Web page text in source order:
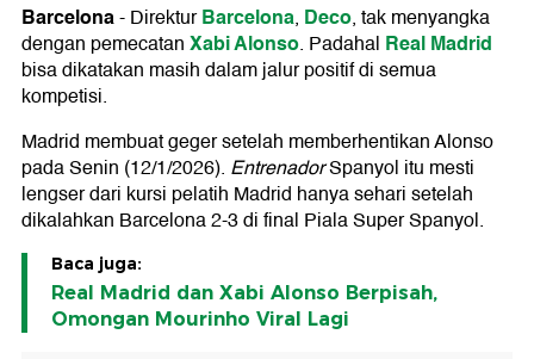
Barcelona-DirekturBarcelona, Deco, tak menyangka
dengan pemecatanXabi Alonso. Padahal Real Madrid
bisa dikatakan masih dalam jalur positif di semua
kompetisi.
Madrid membuat geger setelah memberhentikan Alonso
pada Senin (12/1/2026). EntrenadorSpanyol itu mesti
lengser dari kursi pelatih Madrid hanya sehari setelah
dikalahkan Barcelona 2-3 di final Piala Super Spanyol.
Baca juga:
Real Madrid dan Xabi Alonso Berpisah,
Omongan Mourinho Viral Lagi